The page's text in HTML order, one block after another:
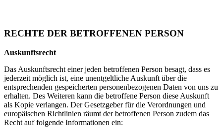
RECHTE DER BETROFFENEN PERSON
Auskunftsrecht
Das Auskunftsrecht einer jeden betroffenen Person besagt, dass es
jederzeit möglich ist, eine unentgeltliche Auskunft über die
entsprechenden gespeicherten personenbezogenen Daten von uns zu
erhalten. Des Weiteren kann die betroffene Person diese Auskunft
als Kopie verlangen. Der Gesetzgeber für die Verordnungen und
europäischen Richtlinien räumt der betroffenen Person zudem das
Recht auf folgende Informationen ein: